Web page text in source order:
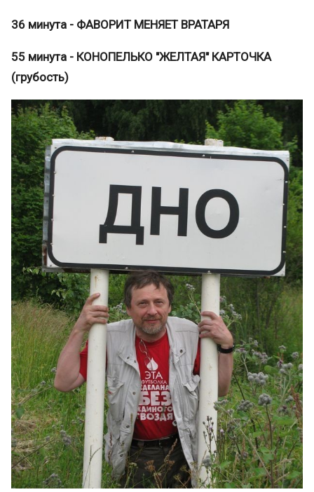
36 минута - ФАВОРИТ МЕНЯЕТ ВРАТАРЯ
55 минута - КОНОПЕЛЬКО "ЖЕЛТАЯ" КАРТОЧКА
(грубость)